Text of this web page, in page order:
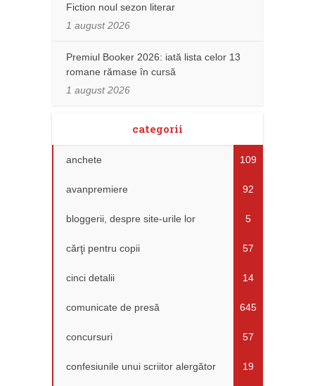
Fiction noul sezon literar
1 august 2026
Premiul Booker 2026: iată lista celor 13
romane rămase în cursă
1 august 2026
categorii
anchete 109
avanpremiere 92
bloggerii, despre site-urile lor 5
cărţi pentru copii 57
cinci detalii 14
comunicate de presă 645
concursuri 57
confesiunile unui scriitor alergător 19